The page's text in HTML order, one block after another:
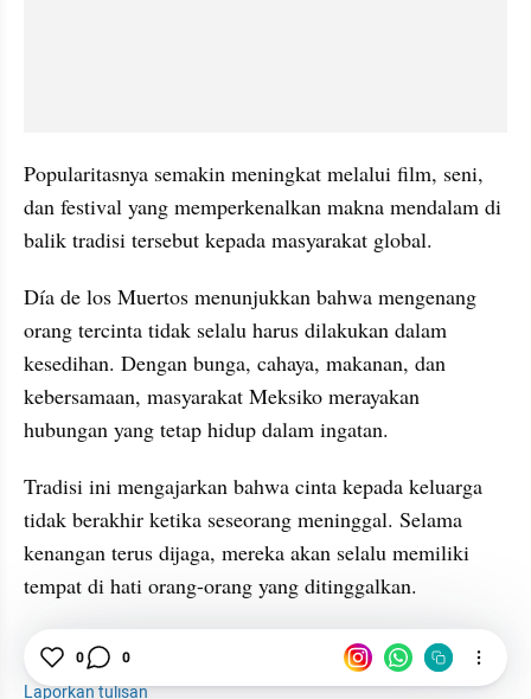
Popularitasnya semakin meningkat melalui film, seni,
dan festival yang memperkenalkan makna mendalam di
balik tradisi tersebut kepada masyarakat global.
Día de los Muertos menunjukkan bahwa mengenang
orang tercinta tidak selalu harus dilakukan dalam
kesedihan. Dengan bunga, cahaya, makanan, dan
kebersamaan, masyarakat Meksiko merayakan
hubungan yang tetap hidup dalam ingatan.
Tradisi ini mengajarkan bahwa cinta kepada keluarga
tidak berakhir ketika seseorang meninggal. Selama
kenangan terus dijaga, mereka akan selalu memiliki
tempat di hati orang-orang yang ditinggalkan.
Meksiko
Laporkan tulisan
0 0